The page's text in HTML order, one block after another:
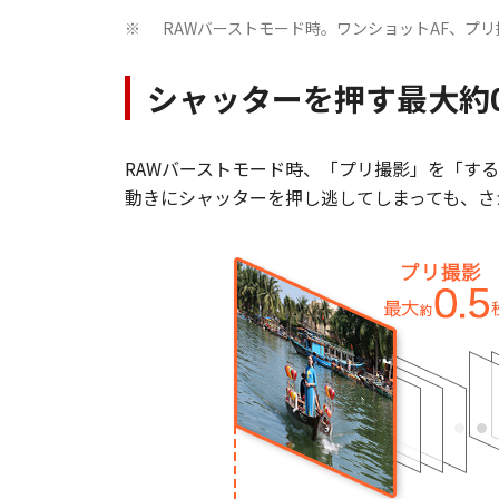
※ RAWバーストモード時。ワンショットAF、プ
シャッターを押す最大
RAWバーストモード時、「プリ撮影」を「す
動きにシャッターを押し逃してしまっても、